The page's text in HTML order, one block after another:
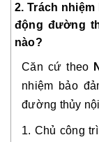
2. Trách
động đường
nào?
Căn cứ theo
nhiệm bảo
đường thủy
1. Chủ công